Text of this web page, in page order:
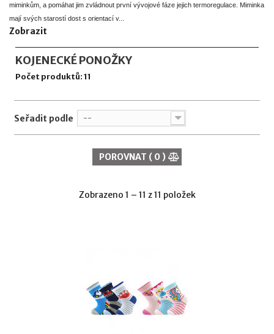
miminkům, a pomáhat jim zvládnout první vývojové fáze jejich termoregulace. Miminka
mají svých starostí dost s orientací v...
Zobrazit
KOJENECKÉ PONOŽKY
Počet produktů: 11
Seřadit podle --
POROVNAT ( 0)
Zobrazeno 1 – 11 z 11 položek